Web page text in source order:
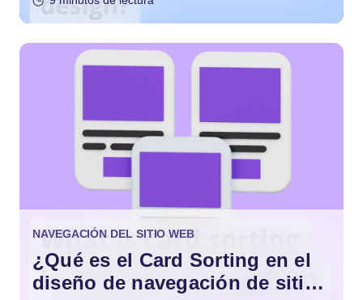
NAVEGACIÓN DEL SITIO WEB
¿Qué es el Card Sorting en el
diseño de navegación de sitios